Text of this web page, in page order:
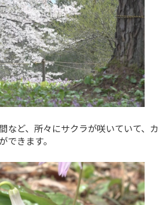
など、所々にサクラが咲いていて、カ
できます。